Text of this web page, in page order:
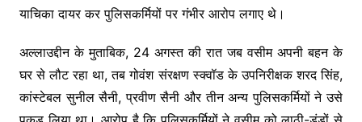
याचिका दायर कर पुलिसकर्मियों पर गंभीर आरोप लगाए थे।
अल्लाउद्दीन के मुताबिक, 24 अगस्त की रात जब वसीम अपनी बहन के
घर से लौट रहा था, तब गोवंश संरक्षण स्क्वॉड के उपनिरीक्षक शरद सिंह,
कांस्टेबल सुनील सैनी, प्रवीण सैनी और तीन अन्य पुलिसकर्मियों ने उसे